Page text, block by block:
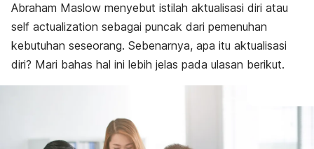
Abraham Maslow menyebut istilah aktualisasi diri atau
self actualization sebagai puncak dari pemenuhan
kebutuhan seseorang. Sebenarnya, apa itu aktualisasi
diri? Mari bahas hal ini lebih jelas pada ulasan berikut.